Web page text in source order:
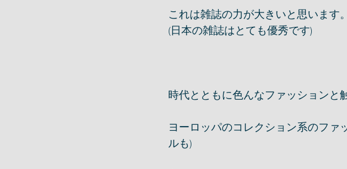
これは雑誌の力が大きいと思います。
(日本の雑誌はとても優秀です)
時代とともに色んなファッションと
ヨーロッパのコレクション系のファ
ルも)